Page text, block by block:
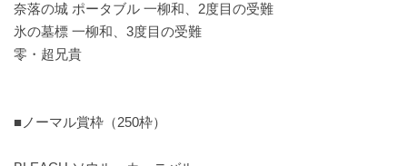
奈落の城 ポータブル 一柳和、2度目の受難
氷の墓標 一柳和、3度目の受難
零・超兄貴
■ノーマル賞枠（250枠）